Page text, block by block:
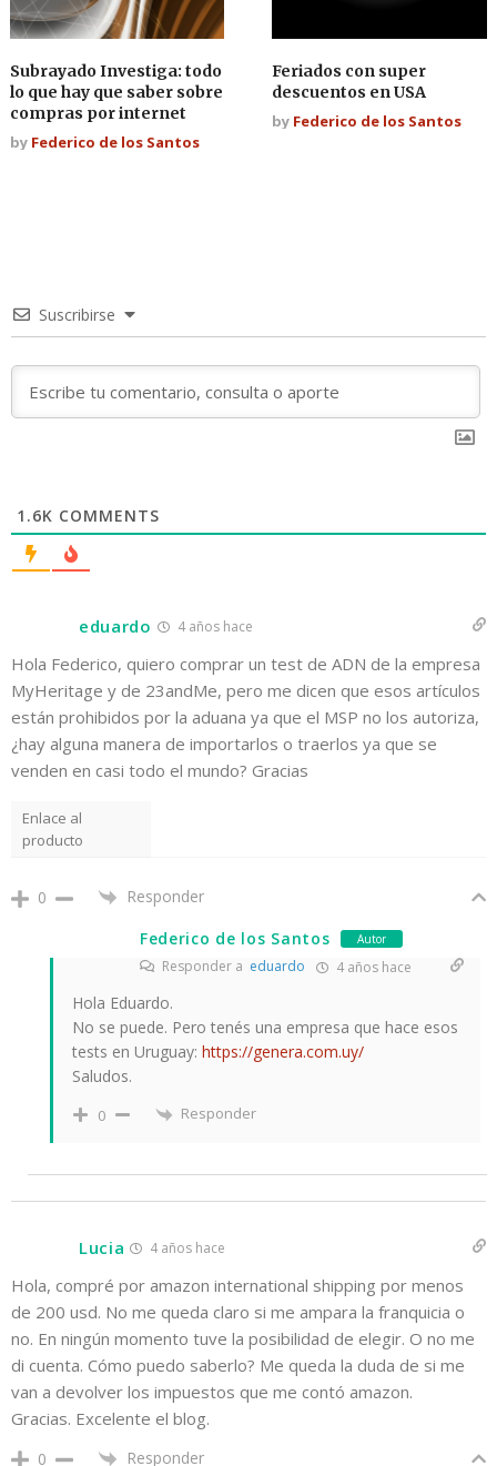
Subrayado Investiga: todo
lo que hay que saber sobre
compras por internet
by Federico de los Santos
Feriados con super
descuentos en USA
by Federico de los Santos
Suscribirse
1.6K COMMENTS
eduardo 4 años hace
Hola Federico, quiero comprar un test de ADN de la empresa
MyHeritage y de 23andMe, pero me dicen que esos artículos
están prohibidos por la aduana ya que el MSP no los autoriza,
¿hay alguna manera de importarlos o traerlos ya que se
venden en casi todo el mundo? Gracias
Enlace al
producto
0 Responder
Federico de los Santos Autor
Responder a eduardo 4 años hace
Hola Eduardo.
No se puede. Pero tenés una empresa que hace esos
tests en Uruguay: https://genera.com.uy/
Saludos.
0 Responder
Lucia 4 años hace
Hola, compré por amazon international shipping por menos
de 200 usd. No me queda claro si me ampara la franquicia o
no. En ningún momento tuve la posibilidad de elegir. O no me
di cuenta. Cómo puedo saberlo? Me queda la duda de si me
van a devolver los impuestos que me contó amazon.
Gracias. Excelente el blog.
0 Responder